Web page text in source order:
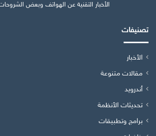
الأخبار التقنية عن الهواتف وبعض
تصنيفات
الأخبار
مقالات متنوعة
أندرويد
تحديثات الأنظمة
برامج وتطبيقات